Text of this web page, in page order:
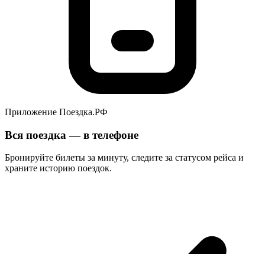
Приложение Поездка.РФ
Вся поездка — в телефоне
Бронируйте билеты за минуту, следите за статусом рейса и
храните историю поездок.